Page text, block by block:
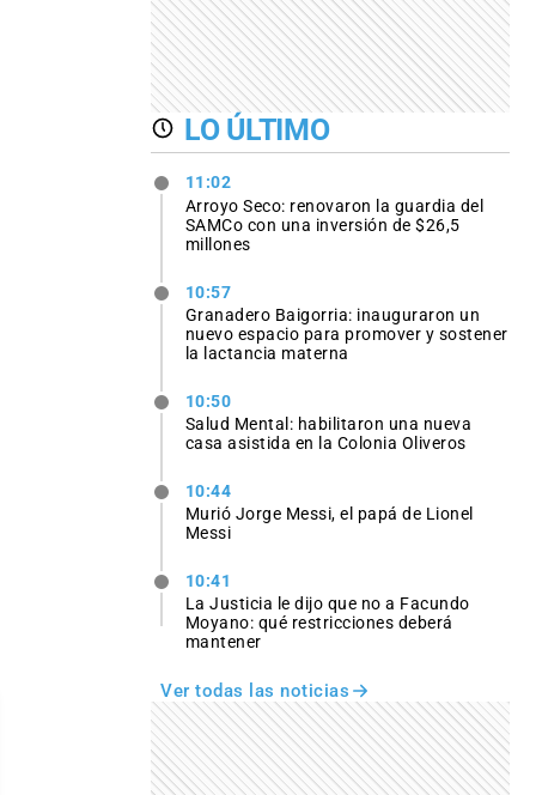
LO ÚLTIMO
11:02
Arroyo Seco: renovaron la guardia del
SAMCo con una inversión de $26,5
millones
10:57
Granadero Baigorria: inauguraron un
nuevo espacio para promover y sostener
la lactancia materna
10:50
Salud Mental: habilitaron una nueva
casa asistida en la Colonia Oliveros
10:44
Murió Jorge Messi, el papá de Lionel
Messi
10:41
La Justicia le dijo que no a Facundo
Moyano: qué restricciones deberá
mantener
Ver todas las noticias